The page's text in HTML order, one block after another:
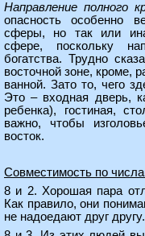
Направление полного
опасность особенно
сферы, но так или
сфере, поскольку
богатства. Трудно
восточной зоне, кроме,
ванной. Зато то, чего
Это – входная дверь,
ребенка), гостиная,
важно, чтобы
восток.
Совместимость по
8 и 2. Хорошая пара
Как правило, они
не надоедают друг другу.